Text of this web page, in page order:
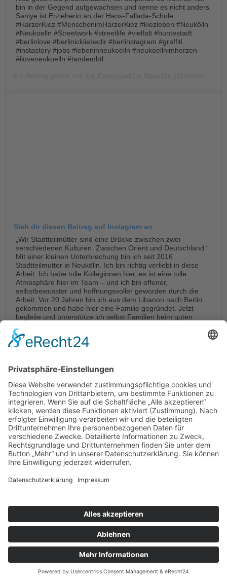
bin in der Gegend aufgewachsen und kenne es nicht anders.
Saniye ist Erzieherin an der Hans-Fallada-Schule
#HarzerKiez #MenschenimHarzerKiez #kiezleben #Neukölln
#Neukoelln #Streetwork #streetlife #vielfalt #buntestadt
#berlinlove #berlinickliebedir #berlinstagram #graffiti
#instastory #jobs #lebeninneukoelln #neukoellnimherzen
#iloveneukoelln #tandembtl
Sieh dir diesen Beitrag auf Instagram an
„Wir Stadtteilmütter sind eine Brücke zwischen zwei
verschiedenen Kulturen. Zwischen Orient und Deutschland.“
Mit einer kleinen Unterbrechung bin ich seit 2016
Stadtteilmutter in Neukölln. Ich bin richtig verliebt in diese
Arbeit. Ich habe tolle Kolleginnen hier, es ist eine tolle
Atmosphäre hier im Team – und ich bin offener,
selbstbewusster und hoffnungsvoller geworden durch die
Arbeit. Vor 20 Jahren bin ich aus dem Libanon nach Berlin
gekommen und habe hier eine Familie gegründet. Jetzt
begleite und unterstütze ich selbst Familien beim guten
zwei verschiedenen Kulturen. Zwischen Orient und
Deutschland. Manchmal haben die Eltern zum Beispiel
erklären wir, was das ist, dass ihr Kind sich dort viel bewegen
Kind gut tun wird. Damit sie besser verstehen, um was es da
eigentlich geht. Die Aufgabe als Stadtteilmutter macht uns
Frauen selbstbewusst. Wir lernen hier sehr viel von anderen.
Wer Stadtteilmutter werden möchte, macht erst einen 6-
monatigen Basiskurs zu unseren 10 Themen der Erziehung,
Bildung und Gesundheit. Nach diesem Basiskurs steht dann
eine erfahrene Stadtteilmutter der neuen Stadtteilmutter als
Patin zur Seite. Manchmal sind die Männer in den Familien,
die wir beraten, auch misstrauisch gegenüber uns. Doch
unser Ziel sind gesunde Familien in einer gesunden
Beratung gerne an. Diana, Stadtteilmutter in Neukölln ✅✅✅
#Neukoelln #Streetwork #streetlife #vielfalt #buntestadt
#berlinlove #berlinickliebedir #berlinstagram #graffiti
#instastory #jobs #lebeninneukoelln #neukoellnimherzen
#iloveneukoelln #tandembtl
Ein Beitrag geteilt vonEin Fotoprojekt in Neukölln(@menschen.im.harzer.kiez) am
X